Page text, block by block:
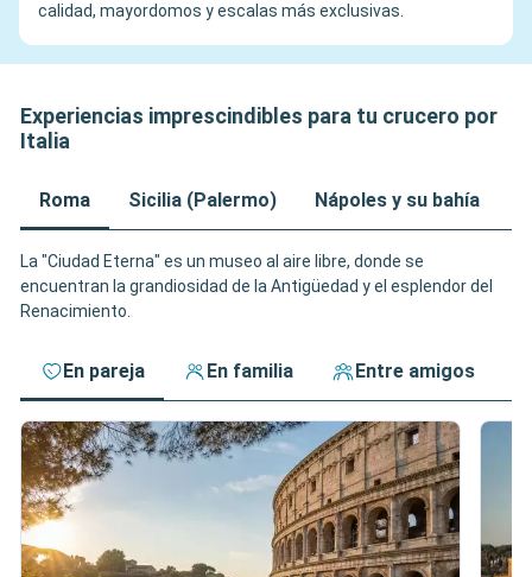
calidad, mayordomos y escalas más exclusivas.
Experiencias imprescindibles para tu crucero por
Italia
Roma Sicilia (Palermo) Nápoles y su bahía
La "Ciudad Eterna" es un museo al aire libre, donde se
encuentran la grandiosidad de la Antigüedad y el esplendor del
Renacimiento.
En pareja En familia Entre amigos